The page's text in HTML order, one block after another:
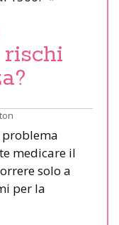
rischi
problema
medicare il
solo a
per la